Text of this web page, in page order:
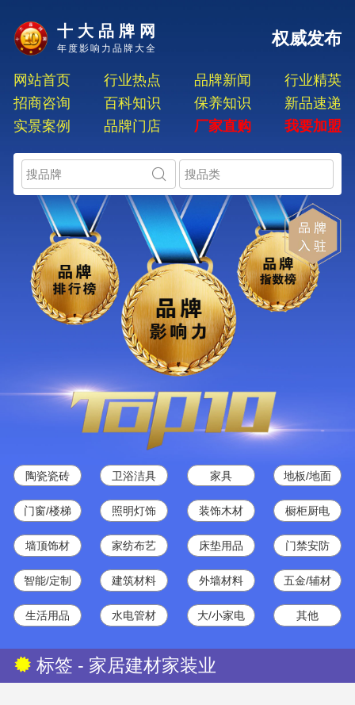
十大品牌网
年度影响力品牌大全
权威发布
网站首页 行业热点 品牌新闻
行业精英
招商咨询
百科知识 保养知识
新品速递
实景案例
品牌门店 厂家直购 我要加盟
陶瓷瓷砖 卫浴洁具 家具 地板/地面
门窗/楼梯 照明灯饰 装饰木材 橱柜厨电
墙顶饰材 家纺布艺 床垫用品 门禁安防
智能/定制 建筑材料 外墙材料 五金/辅材
生活用品 水电管材 大/小家电 其他
标签 - 家居建材家装业